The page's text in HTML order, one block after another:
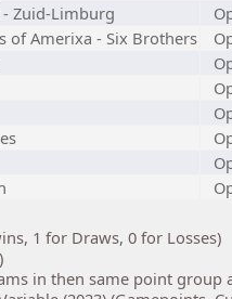
Zuid-Limburg
of Amerixa - Six Brothers
1 for Draws, 0 for Losses)
in then same point